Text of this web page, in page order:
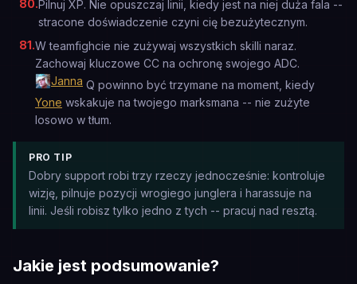
80.Pilnuj XP. Nie opuszczaj linii, kiedy jest na niej duża fala --
stracone doświadczenie czyni cię bezużytecznym.
81.W teamfighcie nie zużywaj wszystkich skilli naraz.
Zachowaj kluczowe CC na ochronę swojego ADC.
Janna Q powinno być trzymane na moment, kiedy
Yone wskakuje na twojego marksmana -- nie zużyte
losowo w tłum.
PRO TIP
Dobry support robi trzy rzeczy jednocześnie: kontroluje
wizję, pilnuje pozycji wrogiego junglera i harassuje na
linii. Jeśli robisz tylko jedno z tych -- pracuj nad resztą.
Jakie jest podsumowanie?